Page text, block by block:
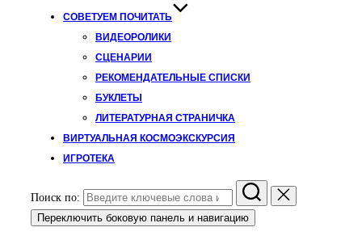
СОВЕТУЕМ ПОЧИТАТЬ
ВИДЕОРОЛИКИ
СЦЕНАРИИ
РЕКОМЕНДАТЕЛЬНЫЕ СПИСКИ
БУКЛЕТЫ
ЛИТЕРАТУРНАЯ СТРАНИЧКА
ВИРТУАЛЬНАЯ КОСМОЭКСКУРСИЯ
ИГРОТЕКА
Поиск по:
Переключить боковую панель и навигацию